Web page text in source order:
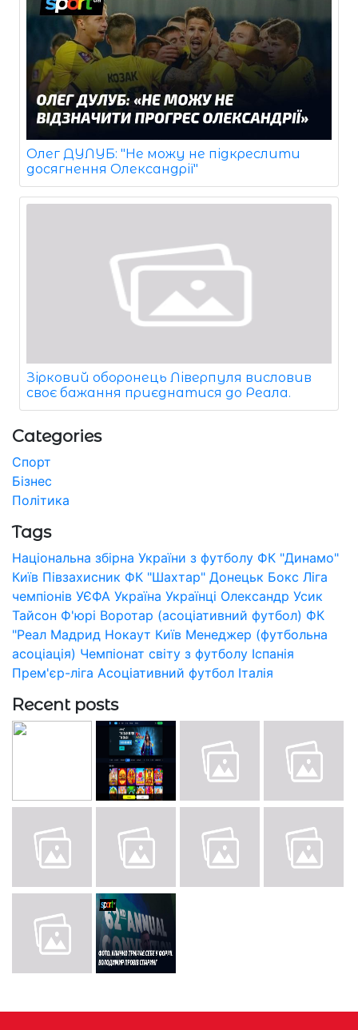
Олег ДУЛУБ: "Не можу не підкреслити
досягнення Олександрії"
Зірковий оборонець Ліверпуля висловив
своє бажання приєднатися до Реала.
Categories
Спорт
Бізнес
Політика
Tags
Національна збірна України з футболу ФК "Динамо"
Київ Півзахисник ФК "Шахтар" Донецьк Бокс Ліга
чемпіонів УЄФА Україна Українці Олександр Усик
Тайсон Ф'юрі Воротар (асоціативний футбол) ФК
"Реал Мадрид Нокаут Київ Менеджер (футбольна
асоціація) Чемпіонат світу з футболу Іспанія
Прем'єр-ліга Асоціативний футбол Італія
Recent posts